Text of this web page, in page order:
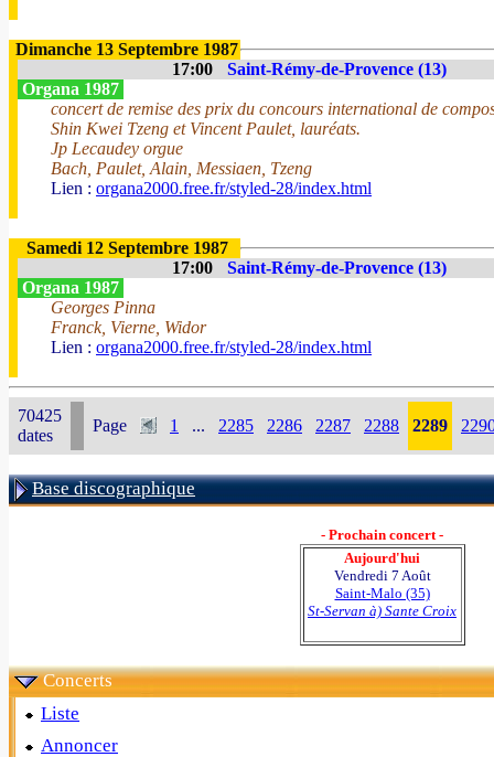
Dimanche 13 Septembre 1987
17:00
Saint-Rémy-de-Provence (13)
Organa 1987
concert de remise des prix du concours international de
Shin Kwei Tzeng et Vincent Paulet, lauréats.
Jp Lecaudey orgue
Bach, Paulet, Alain, Messiaen, Tzeng
Lien : organa2000.free.fr/styled-28/index.html
Samedi 12 Septembre 1987
17:00
Saint-Rémy-de-Provence (13)
Organa 1987
Georges Pinna
Franck, Vierne, Widor
Lien : organa2000.free.fr/styled-28/index.html
70425
dates
Page 1 ... 2285 2286 2287 2288 2289
Base discographique
- Prochain concert -
Aujourd'hui
Vendredi 7 Août
Saint-Malo (35)
St-Servan à) Sante Croix
Concerts
Liste
Annoncer